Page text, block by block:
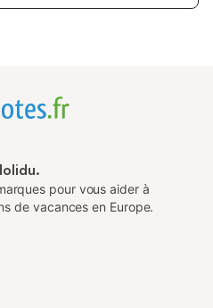
pour vous aider à
de vacances en Europe.